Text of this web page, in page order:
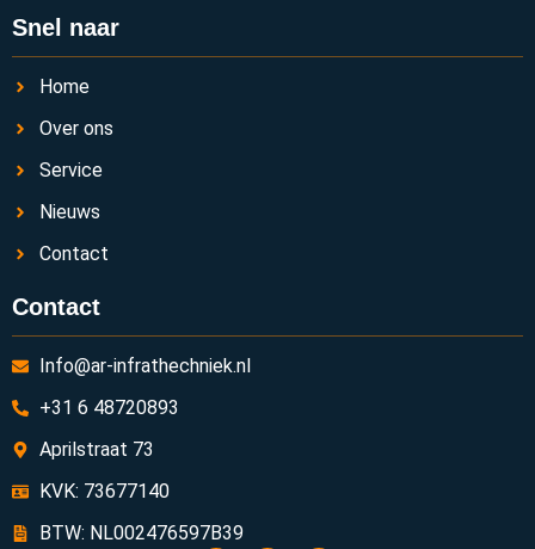
Snel naar
Home
Over ons
Service
Nieuws
Contact
Contact
Info@ar-infrathechniek.nl
+31 6 48720893
Aprilstraat 73
KVK: 73677140
BTW: NL002476597B39